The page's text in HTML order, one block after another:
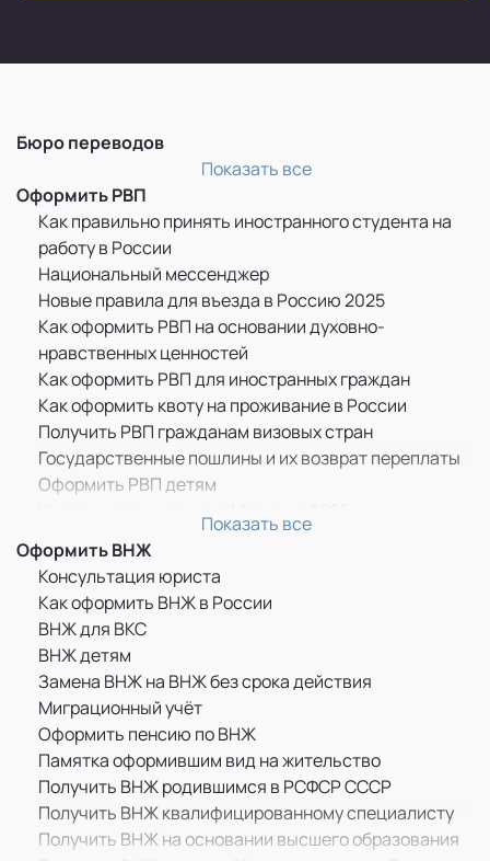
Бюро переводов
Перевод и легализация документов
Показать все
Оформить РВП
Как правильно принять иностранного студента на
работу в России
Национальный мессенджер
Новые правила для въезда в Россию 2025
Как оформить РВП на основании духовно-
нравственных ценностей
Как оформить РВП для иностранных граждан
Как оформить квоту на проживание в России
Получить РВП гражданам визовых стран
Государственные пошлины и их возврат переплаты
Оформить РВП детям
ММЦ САХАРОВО
Памятка оформившим РВП
Бессрочное пребывание граждан ДНР, ЛНР и
Украины в России
РВП для граждан Казахстана
РВП для граждан Узбекистана
РВП для граждан Украины
Как оформить РВП по браку
Дактилоскопическая регистрация
РВП в целях получения образования
Продление временного пребывания иностранцев в
России
Показать все
Оформить ВНЖ
Консультация юриста
Как оформить ВНЖ в России
ВНЖ для ВКС
ВНЖ детям
Замена ВНЖ на ВНЖ без срока действия
Миграционный учёт
Оформить пенсию по ВНЖ
Памятка оформившим вид на жительство
Получить ВНЖ родившимся в РСФСР СССР
Получить ВНЖ квалифицированному специалисту
Получить ВНЖ на основании высшего образования